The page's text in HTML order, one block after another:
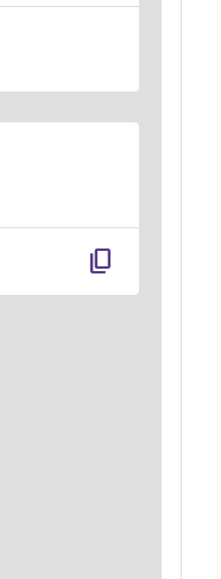
content_copy